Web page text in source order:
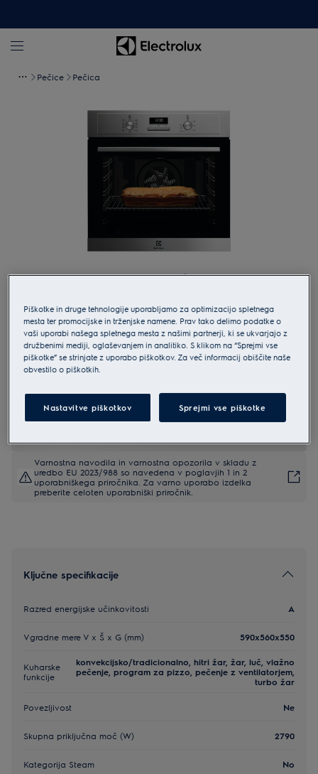
Pečice Pečica
Tapnite za povečavo
EOF3H40X
Electrolux 600 SurroundCook
vgradna pečica
Varnostna navodila in varnostna opozorila v skladu z
uredbo EU 2023/988 so navedena v poglavjih 1 in 2
uporabniškega priročnika. Za varno uporabo izdelka
preberite celoten uporabniški priročnik.
Ključne specifikacije
Razred energijske učinkovitosti A
Vgradne mere V x Š x G (mm) 590x560x550
Kuharske
funkcije
konvekcijsko/tradicionalno, hitri žar, žar, luč, vlažno
pečenje, program za pizzo, pečenje z ventilatorjem,
turbo žar
Povezljivost Ne
Skupna priključna moč (W) 2790
Kategorija Steam No
Piškotke in druge tehnologije uporabljamo za optimizacijo spletnega
mesta ter promocijske in trženjske namene. Prav tako delimo podatke o
vaši uporabi našega spletnega mesta z našimi partnerji, ki se ukvarjajo z
družbenimi mediji, oglaševanjem in analitiko. S klikom na “Sprejmi vse
piškotke” se strinjate z uporabo piškotkov. Za več informacij obiščite naše
obvestilo o piškotkih.
Nastavitve piškotkov Sprejmi vse piškotke